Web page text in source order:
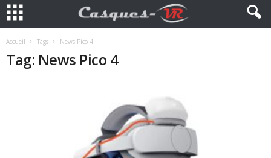
Accueil Tags News Pico 4
Tag: News Pico 4